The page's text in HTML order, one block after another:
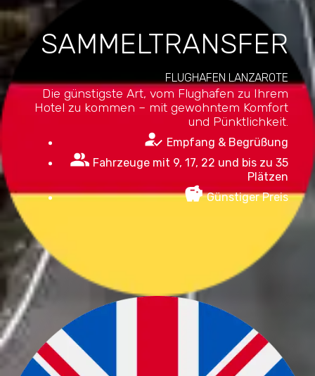
SAMMELTRANSFER
FLUGHAFEN LANZAROTE
Die günstigste Art, vom Flughafen zu Ihrem
Hotel zu kommen – mit gewohntem Komfort
und Pünktlichkeit.
Empfang & Begrüßung
Fahrzeuge mit 9, 17, 22 und bis zu 35
Plätzen
Günstiger Preis